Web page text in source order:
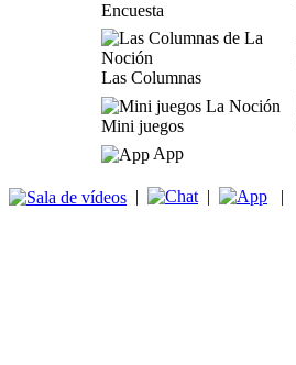
Encuesta
Las Columnas
Mini juegos
App
| | |